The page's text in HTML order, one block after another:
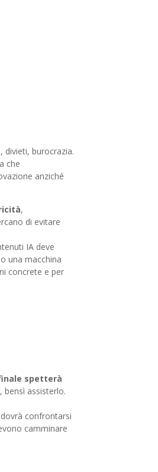
divieti, burocrazia.
che
anziché
,
di evitare
IA deve
una macchina
concrete e per
spetterà
bensì assisterlo.
confrontarsi
camminare